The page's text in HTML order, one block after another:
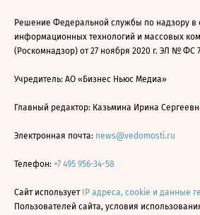
Решение Федеральной службы по надзору в
информационных технологий и массовых
(Роскомнадзор) от 27 ноября 2020 г. ЭЛ № ФС
Учредитель: АО «Бизнес Ньюс Медиа»
Главный редактор: Казьмина Ирина
Электронная почта: news@vedomosti.ru
Телефон: +7 495 956-34-58
Сайт использует IP адреса, cookie и данные
Пользователей сайта, условия